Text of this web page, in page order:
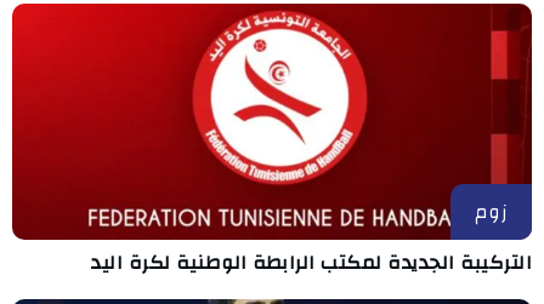
زوم
التركيبة الجديدة لمكتب الرابطة الوطنية لكرة اليد